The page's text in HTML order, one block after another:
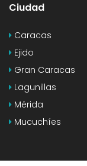
Ciudad
Caracas
Ejido
Gran Caracas
Lagunillas
Mérida
Mucuchíes